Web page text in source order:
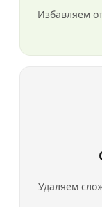
Избавляем
Удаляем